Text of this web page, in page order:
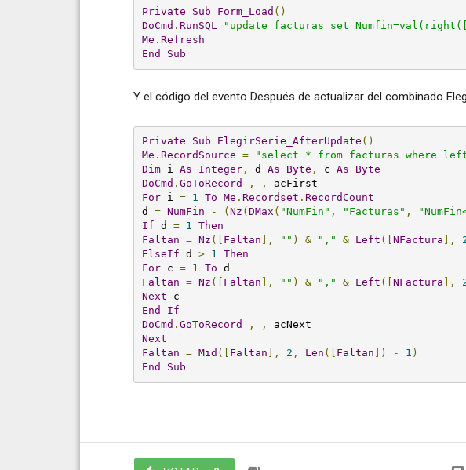
Private Sub Form_Load ()
DoCmd . RunSQL
"update facturas set
Me . Refresh
End
Sub
Y el código del evento Después de actualizar del combinado
Private Sub ElegirSerie_AfterUpdate ()
Me . RecordSource = "select * from facturas where
Dim i As Integer, d As Byte , c As
Byte
DoCmd . GoToRecord , ,
For i = 1 To Me . Recordset . RecordCount
d = NumFin - ( Nz ( DMax ( "NumFin" , "Facturas" ,
If d = 1 Then
Faltan = Nz ([ Faltan ], "" ) & "," & Left ([ NFactura ],
ElseIf d > 1 Then
For c = 1 To
Faltan = Nz ([ Faltan ], "" ) & "," & Left ([ NFactura ],
Next
End
If
DoCmd . GoToRecord , ,
Next
Faltan = Mid ([ Faltan ], 2 , Len ([ Faltan ]) - 1 )
End
Sub